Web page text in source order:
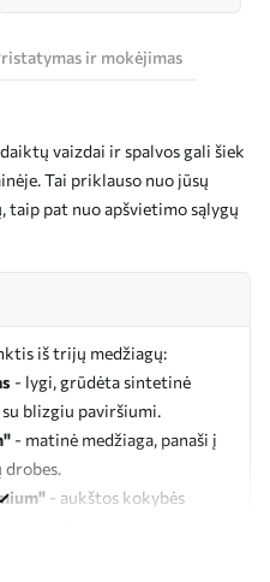
ir mokėjimas
vaizdai ir spalvos gali šiek
Tai priklauso nuo jūsų
pat nuo apšvietimo sąlygų
iš trijų medžiagų:
- lygi, grūdėta sintetinė
su blizgiu paviršiumi.
- matinė medžiaga, panaši į
- aukštos kokybės